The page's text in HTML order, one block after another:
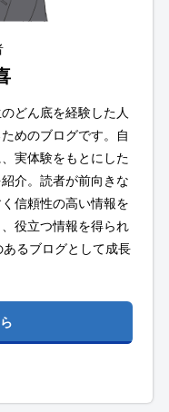
どん底を経験した人
めのブログです。自
実体験をもとにした
介。読者が前向きな
信頼性の高い情報を
役立つ情報を得られ
るブログとして成長